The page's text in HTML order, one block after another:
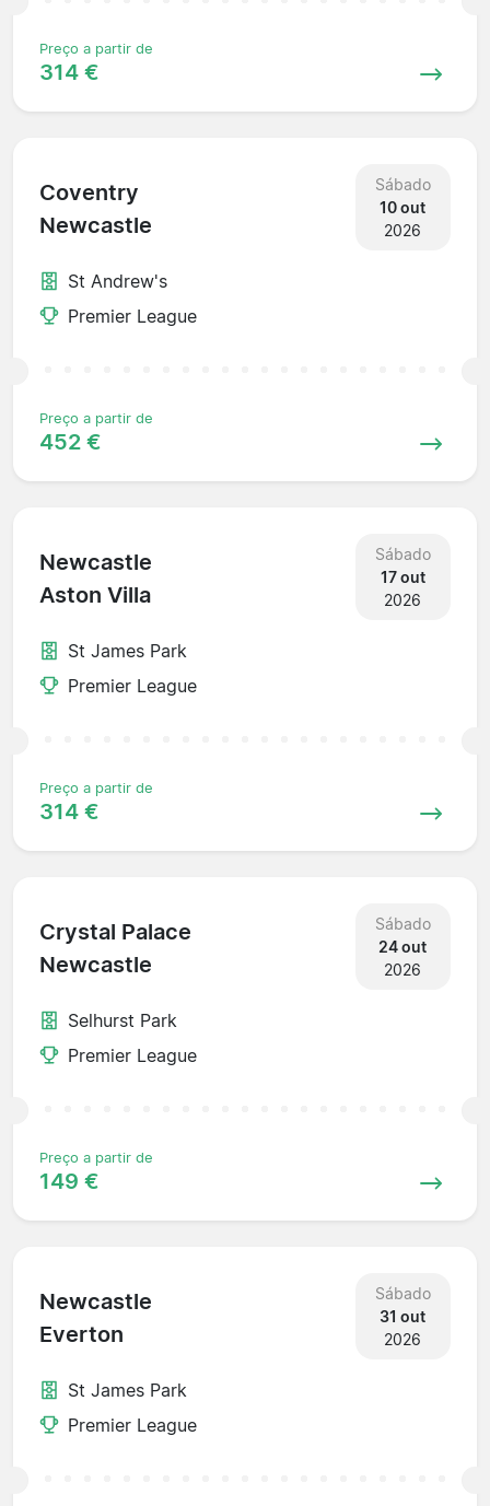
Preço a partir de
314 €
Coventry
Newcastle
Sábado
10 out
2026
St Andrew's
Premier League
Preço a partir de
452 €
Newcastle
Aston Villa
Sábado
17 out
2026
St James Park
Premier League
Preço a partir de
314 €
Crystal Palace
Newcastle
Sábado
24 out
2026
Selhurst Park
Premier League
Preço a partir de
149 €
Newcastle
Everton
Sábado
31 out
2026
St James Park
Premier League